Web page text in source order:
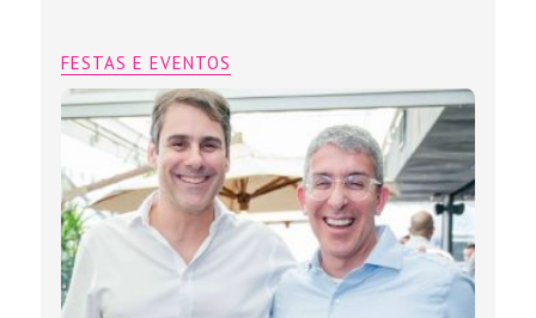
FESTAS E EVENTOS